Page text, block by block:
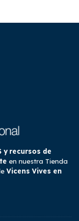
y recursos de
en nuestra Tienda
Vicens Vives en